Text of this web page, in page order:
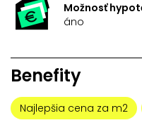
Možnosť
áno
Benefity
Najlepšia cena za m2